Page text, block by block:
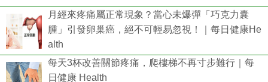
月經來疼痛屬正常現象？當心未爆彈「巧克力囊
腫」引發卵巢癌，絕不可輕易忽視！｜每日健康He
alth
每天3杯改善關節疼痛，爬樓梯不再寸步難行｜每
日健康 Health